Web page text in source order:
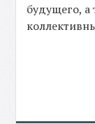
будущего, а